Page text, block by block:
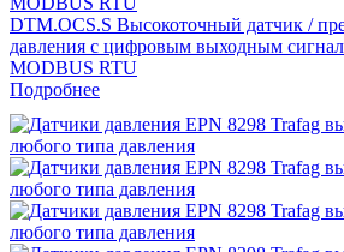
DTM.OCS.S Высокоточный датчик /
давления с цифровым выходным
MODBUS RTU
Подробнее